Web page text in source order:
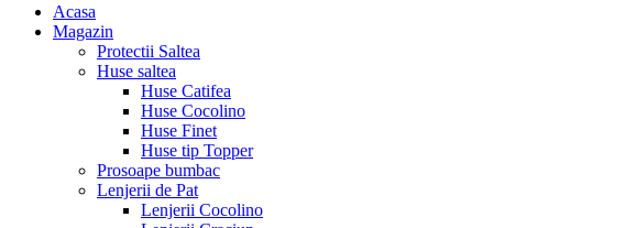
Acasa
Magazin
Protectii Saltea
Huse saltea
Huse Catifea
Huse Cocolino
Huse Finet
Huse tip Topper
Prosoape bumbac
Lenjerii de Pat
Lenjerii Cocolino